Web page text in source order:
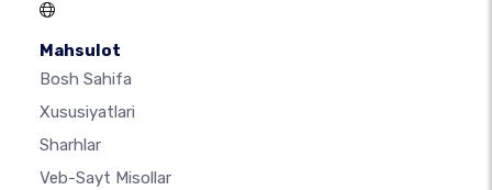
Mahsulot
Bosh Sahifa
Xususiyatlari
Sharhlar
Veb-Sayt Misollar